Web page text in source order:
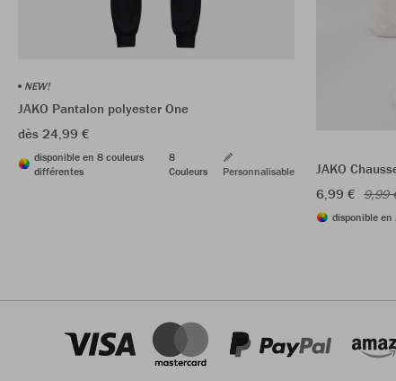
NEW!
JAKO Pantalon polyester One
dès 24,99 €
disponible en 8 couleurs
différentes
8
Couleurs
Personnalisable
JAKO
6,99 € 9,99
disponible